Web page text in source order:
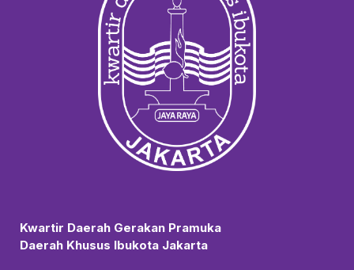
Kwartir Daerah Gerakan Pramuka
Daerah Khusus Ibukota Jakarta